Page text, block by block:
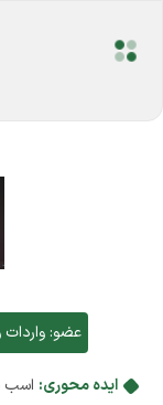
عضو:
ایده محوری: اسب